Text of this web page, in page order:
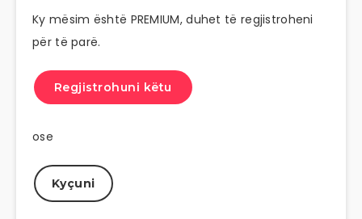
Ky mësim është PREMIUM, duhet të regjistroheni
për të parë.
Regjistrohuni këtu
ose
Kyçuni